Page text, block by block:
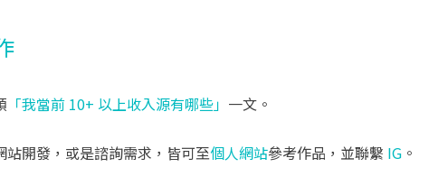
「我當前 10+ 以上收入源有哪些」 一文。
站開發，或是諮詢需求，皆可至個人網站參考作品，並聯繫 IG 。